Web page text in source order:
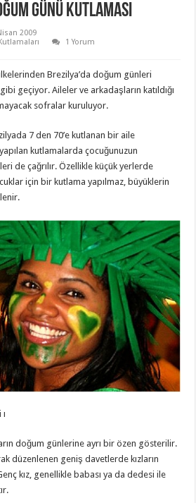
Günü Kutlaması
2009
1 Yorum
Brezilya’da doğum günleri
geçiyor. Aileler ve arkadaşların katıldığı
sofralar kuruluyor.
7 den 70’e kutlanan bir aile
kutlamalarda çocuğunuzun
de çağrılır. Özellikle küçük yerlerde
için bir kutlama yapılmaz, büyüklerin
doğum günlerine ayrı bir özen gösterilir.
düzenlenen geniş davetlerde kızların
kız, genellikle babası ya da dedesi ile